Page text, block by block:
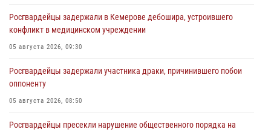
Росгвардейцы задержали в Кемерове дебошира, устроившего
конфликт в медицинском учреждении
05 августа 2026, 09:30
Росгвардейцы задержали участника драки, причинившего побои
оппоненту
05 августа 2026, 08:50
Росгвардейцы пресекли нарушение общественного порядка на